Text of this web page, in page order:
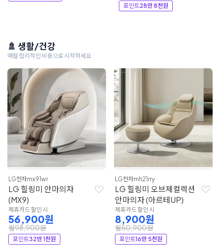
포인트28만 8천원
🚿 생활/건강
매월 합리적인 비용으로 시작하세요
LG전자mx91wr
LG 힐링미 안마의자
(MX9)
제휴카드 할인 시
56,900원
월98,900원
포인트32만 1천원
LG전자mh21rry
LG 힐링미 오브제컬렉션
안마의자 (아르테UP)
제휴카드 할인 시
8,900원
월50,900원
포인트16만 5천원